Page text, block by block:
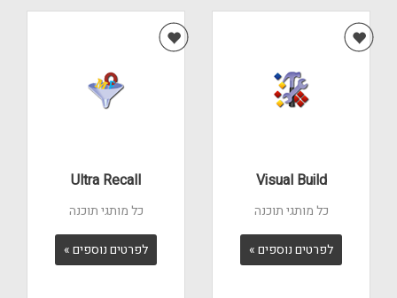
Visual Build
כל מותגי תוכנה
לפרטים נוספים »
Ultra Recall
כל מותגי תוכנה
לפרטים נוספים »